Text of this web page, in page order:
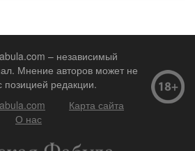
– независимый
Мнение авторов может не
позицией редакции.
Карта сайта
О нас